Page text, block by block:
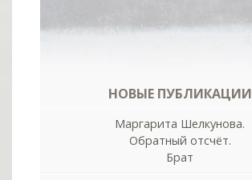
НОВЫЕ ПУБЛИКАЦИИ
Маргарита Шелкунова.
Обратный отсчёт.
Брат